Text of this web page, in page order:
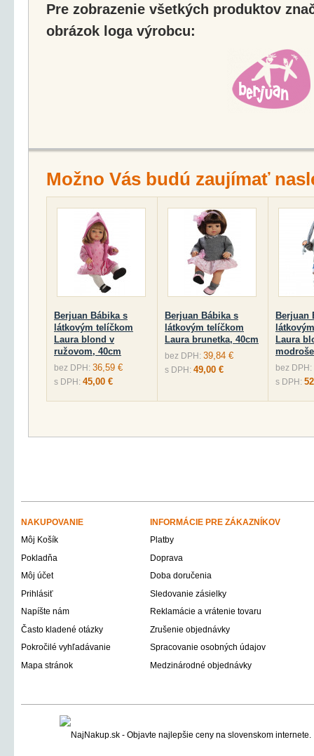
Pre zobrazenie všetkých produktov
obrázok loga výrobcu:
Možno Vás budú zaujímať
Berjuan Bábika s
látkovým telíčkom
Laura blond v
ružovom, 40cm
bez DPH: 36,59 €
s DPH: 45,00 €
Berjuan Bábika s
látkovým telíčkom
Laura brunetka, 40cm
bez DPH: 39,84 €
s DPH: 49,00 €
Berjuan
Laura
bez DPH:
s DPH:
NAKUPOVANIE
INFORMÁCIE PRE ZÁKAZNÍKOV
Môj Košík
Platby
Pokladňa
Doprava
Môj účet
Doba doručenia
Prihlásiť
Sledovanie zásielky
Napíšte nám
Reklamácie a vrátenie tovaru
Často kladené otázky
Zrušenie objednávky
Pokročilé vyhľadávanie
Spracovanie osobných údajov
Mapa stránok
Medzinárodné objednávky